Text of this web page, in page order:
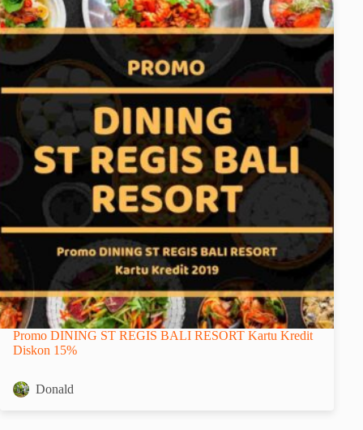
Promo DINING ST REGIS BALI RESORT Kartu Kredit
Diskon 15%
Donald